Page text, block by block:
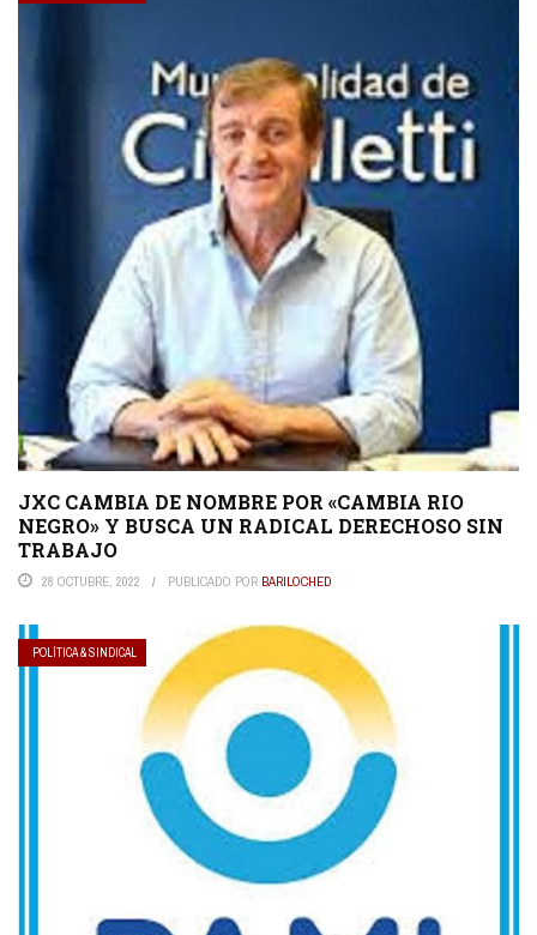
JXC CAMBIA DE NOMBRE POR «CAMBIA RIO
NEGRO» Y BUSCA UN RADICAL DERECHOSO SIN
TRABAJO
28 OCTUBRE, 2022 PUBLICADO POR BARILOCHED
POLÍTICA & SINDICAL